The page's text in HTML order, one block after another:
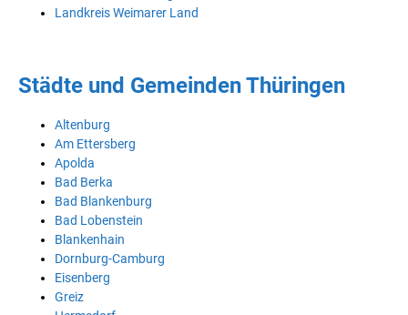
Landkreis Weimarer Land
Städte und Gemeinden Thüringen
Altenburg
Am Ettersberg
Apolda
Bad Berka
Bad Blankenburg
Bad Lobenstein
Blankenhain
Dornburg-Camburg
Eisenberg
Greiz